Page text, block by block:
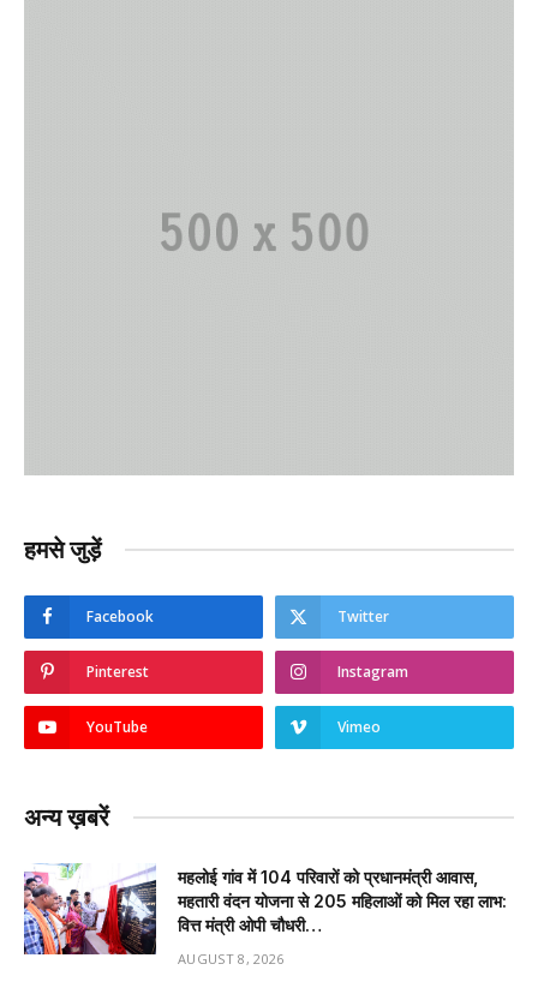
हमसे जुड़ें
Facebook Twitter
Pinterest Instagram
YouTube Vimeo
अन्य ख़बरें
महलोई गांव में 104 परिवारों को प्रधानमंत्री आवास,
महतारी वंदन योजना से 205 महिलाओं को मिल रहा लाभ:
वित्त मंत्री ओपी चौधरी…
AUGUST 8, 2026